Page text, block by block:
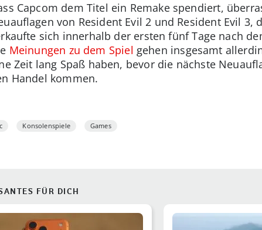
Capcom dem Titel ein Remake spendiert,
von Resident Evil 2 und Resident Evil
sich innerhalb der ersten fünf Tage nach
Meinungen zu dem Spiel gehen insgesamt
Zeit lang Spaß haben, bevor die nächste
Handel kommen.
Konsolenspiele Games
FÜR DICH